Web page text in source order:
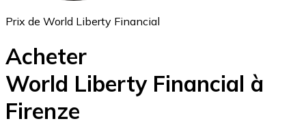
USD Coin
Prix de World Liberty Financial
Acheter
World Liberty Financial à
Firenze